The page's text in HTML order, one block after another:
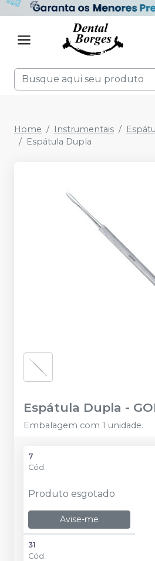
Home Instrumentais
Espátula Dupla
Espátula Dupla -
Embalagem com 1 unidade.
7
Cód.
Produto esgotado
Avise-me
31
Cód.